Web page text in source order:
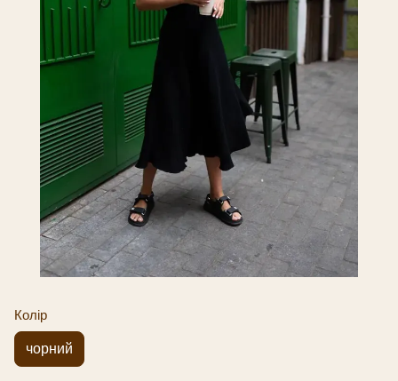
Колір
чорний